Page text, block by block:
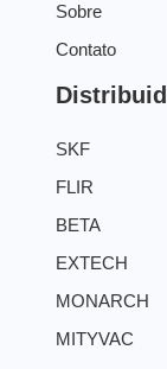
Sobre
Contato
SKF
FLIR
BETA
EXTECH
MONARCH
MITYVAC